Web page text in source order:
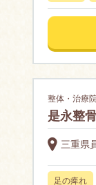
整体・治療
是永整
三重県
足の痺れ